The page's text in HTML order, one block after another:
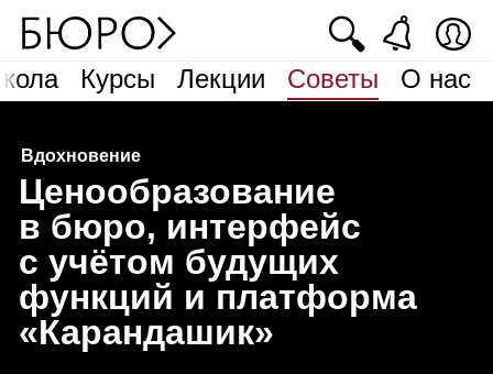
Курсы Лекции Советы О нас
🔍
Вдохновение
Ценообразование
в бюро, интерфейс
с учётом будущих
функций и платформа
«Карандашик»